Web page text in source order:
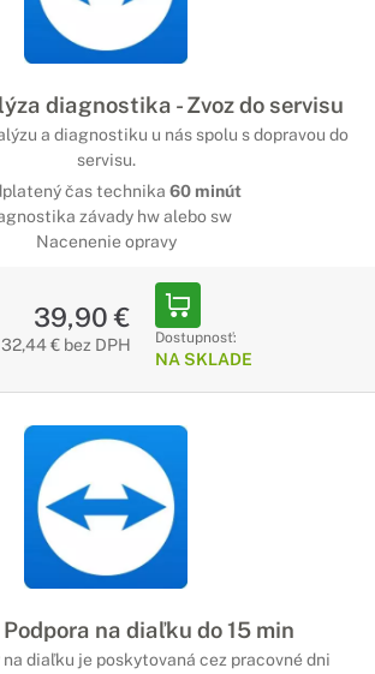
diagnostika - Zvoz do servisu
a diagnostiku u nás spolu s dopravou do
servisu.
čas technika 60 minút
závady hw alebo sw
Nacenenie opravy
39,90 €
32,44 € bez DPH Dostupnosť:
NA SKLADE
Podpora na diaľku do 15 min
na diaľku je poskytovaná cez pracovné dni